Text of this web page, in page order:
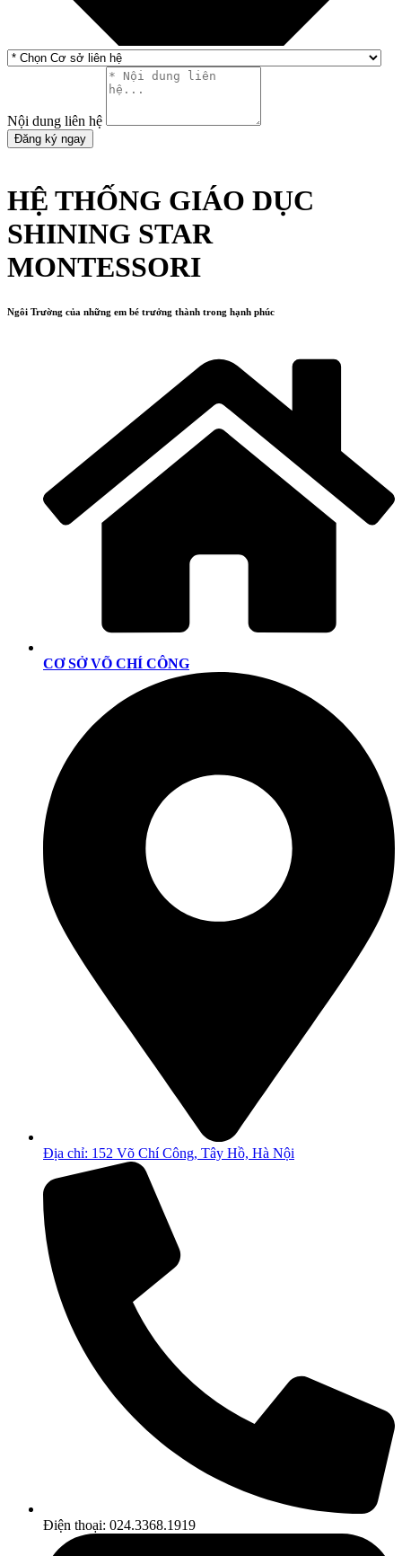
Nội dung liên hệ
Đăng ký ngay
HỆ THỐNG GIÁO DỤC
SHINING STAR
MONTESSORI
Ngôi Trường của những em bé trưởng thành trong hạnh phúc
CƠ SỞ VÕ CHÍ CÔNG
Địa chỉ: 152 Võ Chí Công, Tây Hồ, Hà Nội
Điện thoại: 024.3368.1919